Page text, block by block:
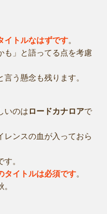
イトルなはずです。
も」と語ってる点を考慮
う懸念も残ります。
いのは ロードカナロアで
レンスの血が入っておら
。
タイトルは必須です。